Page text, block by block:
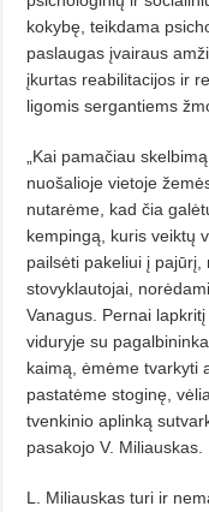
kokybę, teikdama
paslaugas įvairaus
įkurtas reabilitacijos ir
ligomis sergantiems
„Kai pamačiau
nuošalioje vietoje
nutarėme, kad čia
kempingą, kuris veiktų
pailsėti pakeliui į
stovyklautojai,
Vanagus. Pernai
viduryje su
kaimą, ėmėme tvarkyti
pastatėme stoginę,
tvenkinio aplinką
pasakojo V. Miliauskas.
L. Miliauskas turi ir